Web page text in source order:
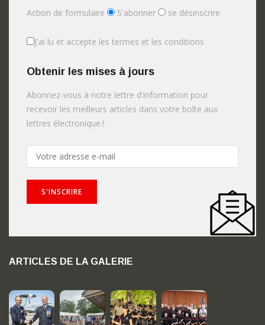
Action de formulaire S'abonner se désinscrire
J'ai lu et accepte les termes et les conditions
Obtenir les mises à jours
Abonnez-vous à notre lettre d'information pour
recevoir les meilleurs articles dans votre boîte aux
lettres électronique.!
ARTICLES DE LA GALERIE